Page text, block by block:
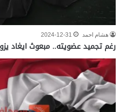
هشام احمد 2024-12-31
رغم تجميد عضويته.. مبعوث ايغاد